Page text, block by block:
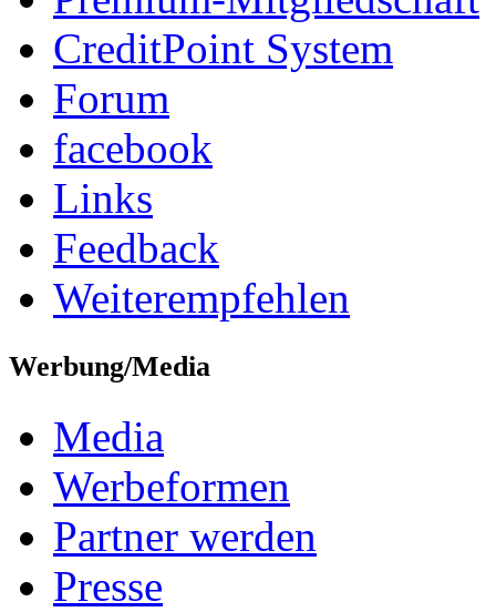
CreditPoint System
Forum
facebook
Links
Feedback
Weiterempfehlen
Werbung/Media
Media
Werbeformen
Partner werden
Presse